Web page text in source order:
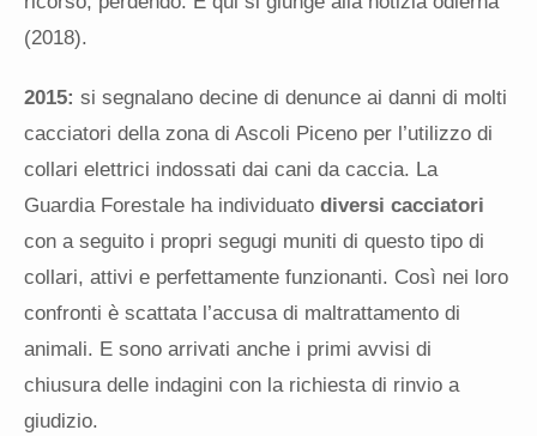
(2018).
2015: si segnalano decine di denunce ai danni di molti
cacciatori della zona di Ascoli Piceno per l’utilizzo di
collari elettrici indossati dai cani da caccia. La
Guardia Forestale ha individuato diversi cacciatori
con a seguito i propri segugi muniti di questo tipo di
collari, attivi e perfettamente funzionanti. Così nei loro
confronti è scattata l’accusa di maltrattamento di
animali. E sono arrivati anche i primi avvisi di
chiusura delle indagini con la richiesta di rinvio a
giudizio.